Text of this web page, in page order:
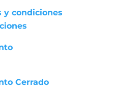
y condiciones
Cerrado